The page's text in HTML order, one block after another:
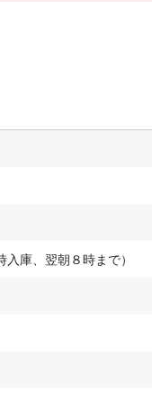
庫、翌朝８時まで）